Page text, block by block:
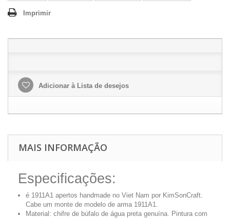
Imprimir
Adicionar à Lista de desejos
MAIS INFORMAÇÃO
Especificações:
é 1911A1 apertos handmade no Viet Nam por KimSonCraft.
Cabe um monte de modelo de arma 1911A1.
Material: chifre de búfalo de água preta genuína. Pintura com